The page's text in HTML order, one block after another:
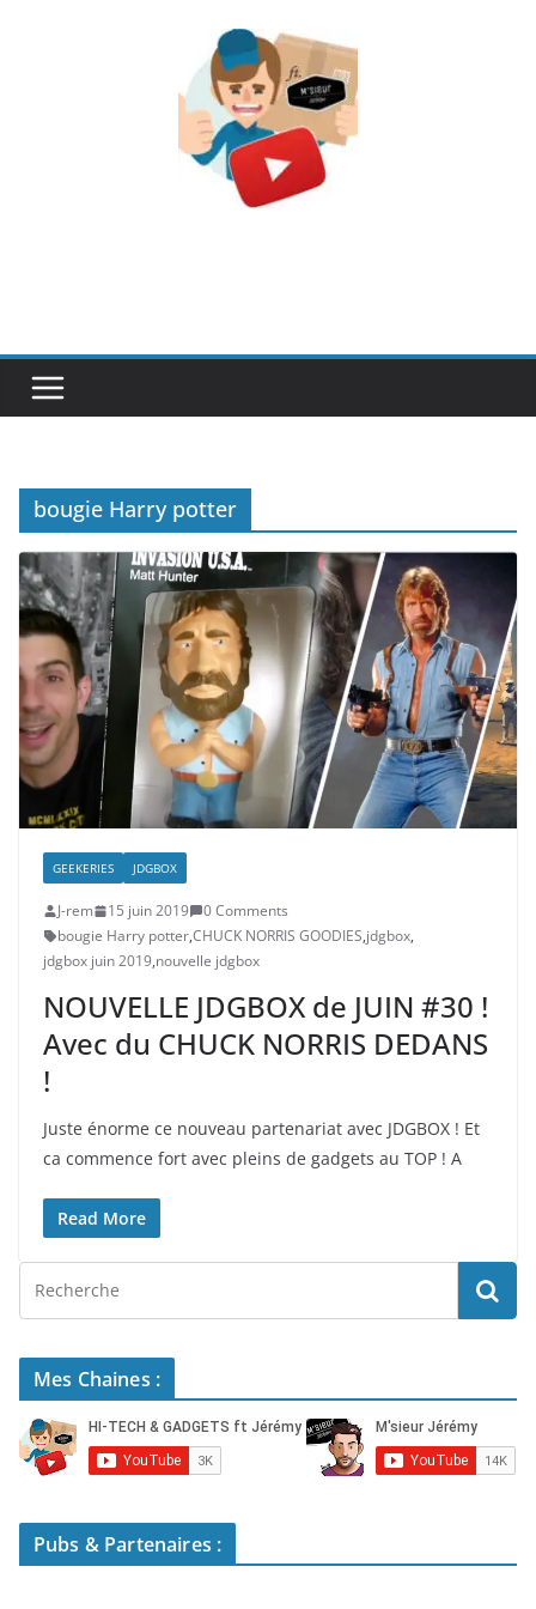
bougie Harry potter
GEEKERIES JDGBOX
J-rem 15 juin 2019
0 Comments
bougie Harry potter,CHUCK NORRIS GOODIES,jdgbox,
jdgbox juin 2019,nouvelle jdgbox
NOUVELLE JDGBOX de JUIN #30 !
Avec du CHUCK NORRIS DEDANS
!
Juste énorme ce nouveau partenariat avec JDGBOX ! Et
ca commence fort avec pleins de gadgets au TOP ! A
Read More
Mes Chaines :
Pubs & Partenaires :